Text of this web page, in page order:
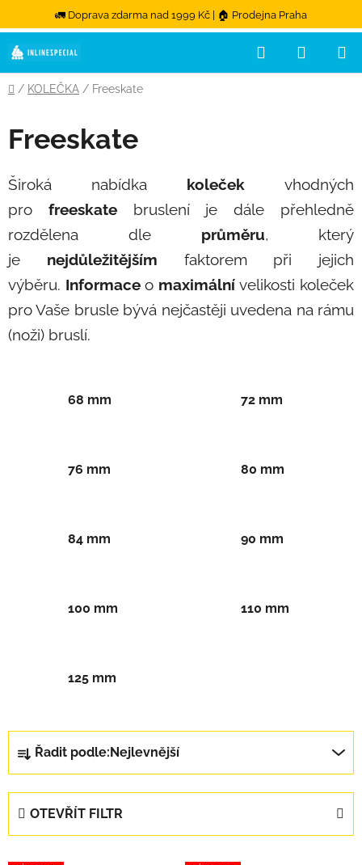
🚛 Doprava zdarma nad 1999 Kč | 🏠 Prodejna Praha
Přejít na obsah
Hledat
Domů
/ KOLEČKA / Freeskate
Freeskate
Široká nabídka koleček vhodných
pro freeskatebruslení je dále přehledně
rozdělena dle průměru, který
je nejdůležitějším faktorem při jejich
výběru. Informaceo maximálnívelikosti koleček
pro Vaše brusle bývá nejčastěji uvedena na rámu
(noži) bruslí.
68 mm 72 mm
76 mm 80 mm
84 mm 90 mm
100 mm 110 mm
125 mm
Řazení produktů
Řadit podle: Nejlevnější
OTEVŘÍT FILTR